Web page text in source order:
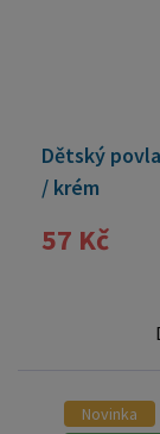
Dětský
/ krém
57 Kč
Novinka